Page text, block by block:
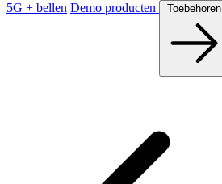
5G + bellen Demo producten Toebehoren